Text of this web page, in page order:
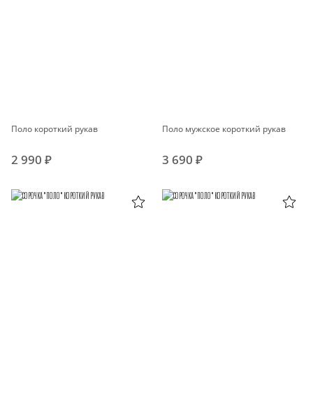
Поло короткий рукав
2 990 ₽
Поло мужское короткий рукав
3 690 ₽